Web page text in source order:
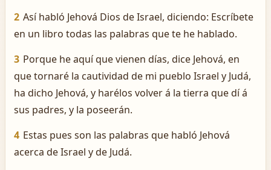
2 Así habló Jehová Dios de Israel, diciendo: Escríbete
en un libro todas las palabras que te he hablado.
3 Porque he aquí que vienen días, dice Jehová, en
que tornaré la cautividad de mi pueblo Israel y Judá,
ha dicho Jehová, y harélos volver á la tierra que dí á
sus padres, y la poseerán.
4 Estas pues son las palabras que habló Jehová
acerca de Israel y de Judá.